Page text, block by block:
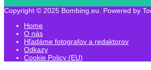
Copyright © 2025 Bombing.eu. Powered by
Home
O nás
Hľadáme fotografov a redaktorov
Odkazy
Cookie Policy (EU)